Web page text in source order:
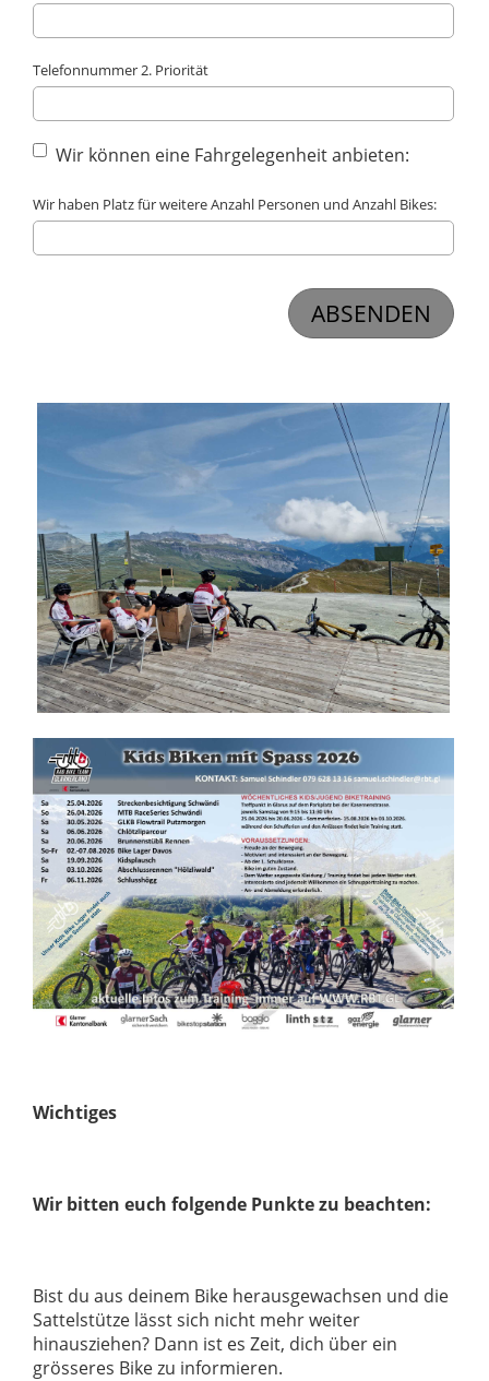
Telefonnummer 2. Priorität
Wir können eine Fahrgelegenheit anbieten:
Wir haben Platz für weitere Anzahl Personen und Anzahl Bikes:
Wichtiges
Wir bitten euch folgende Punkte zu beachten:
Bist du aus deinem Bike herausgewachsen und die
Sattelstütze lässt sich nicht mehr weiter
hinausziehen? Dann ist es Zeit, dich über ein
grösseres Bike zu informieren.